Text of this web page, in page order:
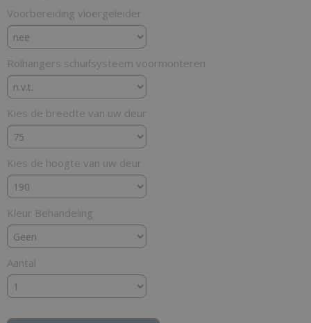
Voorbereiding vloergeleider
Rolhangers schuifsysteem voormonteren
Kies de breedte van uw deur
Kies de hoogte van uw deur
Kleur Behandeling
Aantal